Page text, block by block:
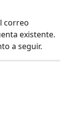
correo
existente.
a seguir.